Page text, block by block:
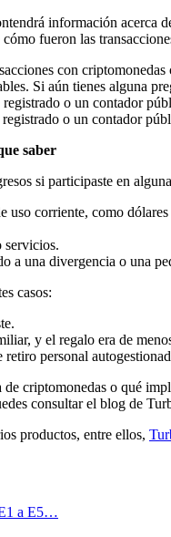
información acerca
fueron las
con
Si aún tienes alguna
o un contador
o un contador
saber
si participaste en
corriente, como dólares
servicios.
a una divergencia o una
casos:
y el regalo era de
personal
de criptomonedas o qué
consultar el blog de
productos, entre ellos,
a E5…